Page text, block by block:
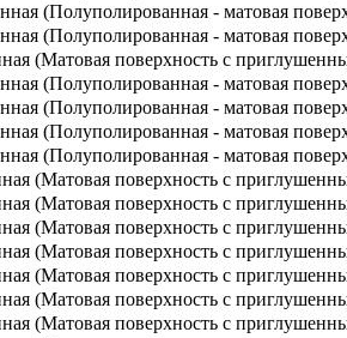
(Полуполированная - матовая
(Полуполированная - матовая
(Матовая поверхность с
(Полуполированная - матовая
(Полуполированная - матовая
(Полуполированная - матовая
(Полуполированная - матовая
(Матовая поверхность с
(Матовая поверхность с
(Матовая поверхность с
(Матовая поверхность с
(Матовая поверхность с
(Матовая поверхность с
(Матовая поверхность с